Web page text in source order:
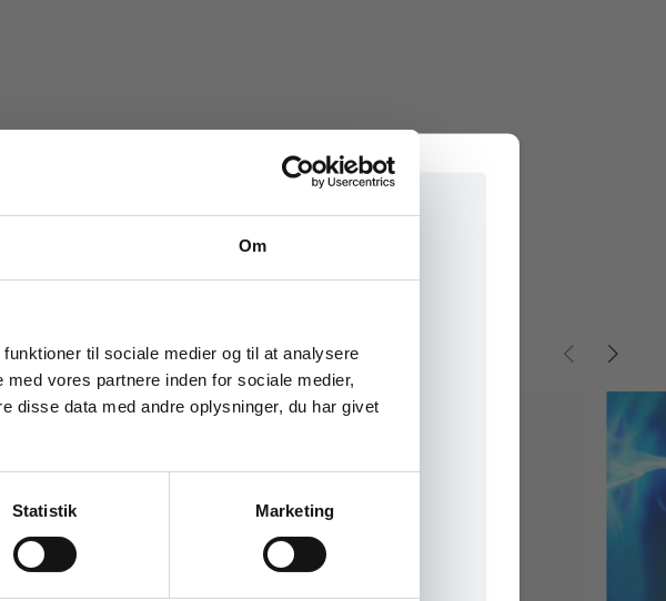
Om
til sociale medier og til at analysere
vores partnere inden for sociale medier,
disse data med andre oplysninger, du har givet
Statistik Marketing
Tilgå dine onlinematerialer